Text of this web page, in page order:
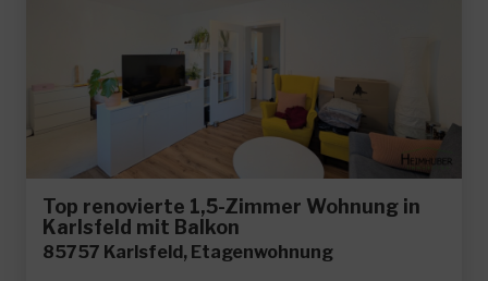
Top renovierte 1,5-Zimmer Wohnung in
Karlsfeld mit Balkon
85757 Karlsfeld, Etagenwohnung